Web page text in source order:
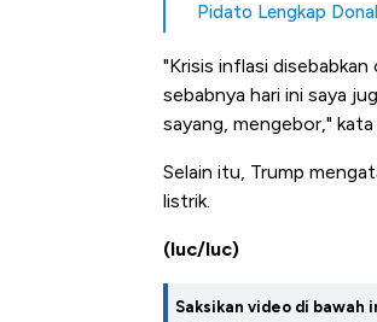
Pidato Lengkap
"Krisis inflasi
sebabnya hari ini saya
sayang, mengebor," kata
Selain itu, Trump
listrik.
(luc/luc)
Saksikan video di bawah